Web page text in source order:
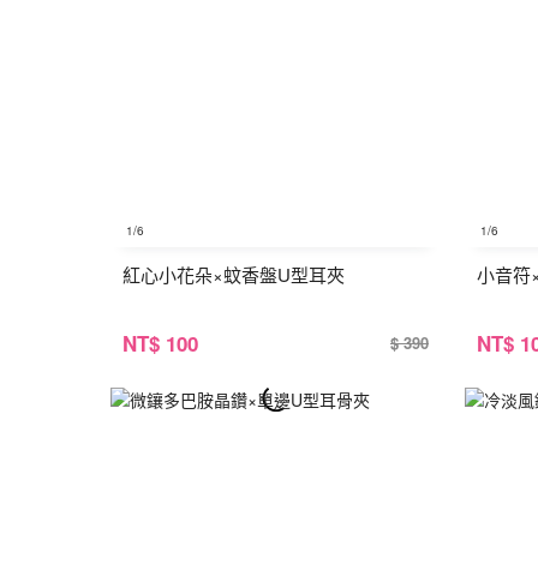
1/6
紅心小花朵×蚊香盤U型耳夾
NT$ 100 $ 390
1/6
小音符
NT$